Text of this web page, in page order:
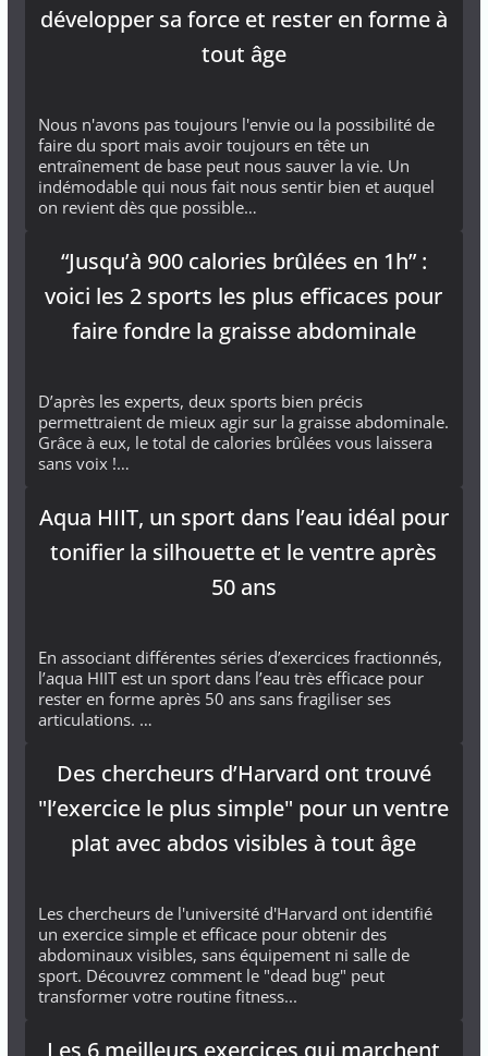
développer sa force et rester en forme à
tout âge
Nous n'avons pas toujours l'envie ou la possibilité de
faire du sport mais avoir toujours en tête un
entraînement de base peut nous sauver la vie. Un
indémodable qui nous fait nous sentir bien et auquel
on revient dès que possible…
“Jusqu’à 900 calories brûlées en 1h” :
voici les 2 sports les plus efficaces pour
faire fondre la graisse abdominale
D’après les experts, deux sports bien précis
permettraient de mieux agir sur la graisse abdominale.
Grâce à eux, le total de calories brûlées vous laissera
sans voix !…
Aqua HIIT, un sport dans l’eau idéal pour
tonifier la silhouette et le ventre après
50 ans
En associant différentes séries d’exercices fractionnés,
l’aqua HIIT est un sport dans l’eau très efficace pour
rester en forme après 50 ans sans fragiliser ses
articulations. …
Des chercheurs d’Harvard ont trouvé
"l’exercice le plus simple" pour un ventre
plat avec abdos visibles à tout âge
Les chercheurs de l'université d'Harvard ont identifié
un exercice simple et efficace pour obtenir des
abdominaux visibles, sans équipement ni salle de
sport. Découvrez comment le "dead bug" peut
transformer votre routine fitness...
Les 6 meilleurs exercices qui marchent